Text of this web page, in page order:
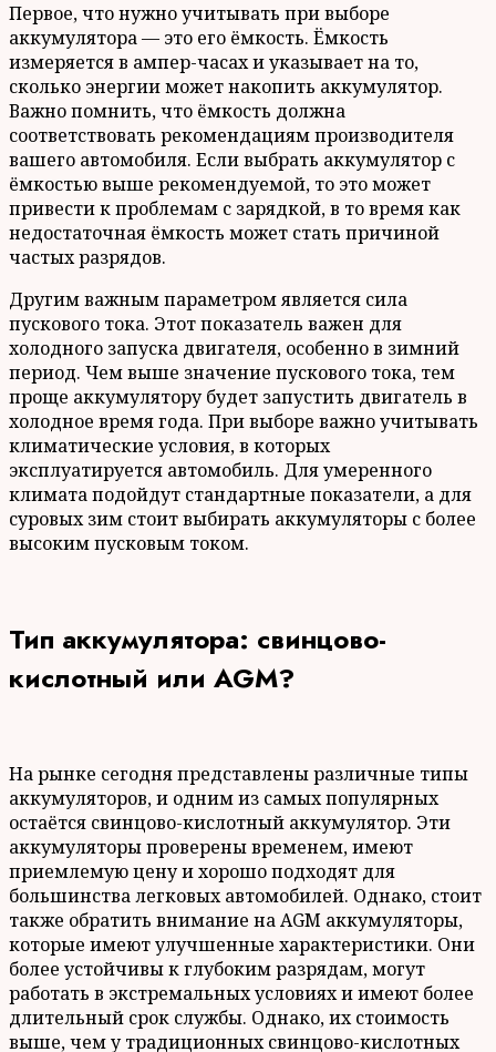
Первое, что нужно учитывать при выборе
аккумулятора — это его ёмкость. Ёмкость
измеряется в ампер-часах и указывает на то,
сколько энергии может накопить аккумулятор.
Важно помнить, что ёмкость должна
соответствовать рекомендациям производителя
вашего автомобиля. Если выбрать аккумулятор с
ёмкостью выше рекомендуемой, то это может
привести к проблемам с зарядкой, в то время как
недостаточная ёмкость может стать причиной
частых разрядов.
Другим важным параметром является сила
пускового тока. Этот показатель важен для
холодного запуска двигателя, особенно в зимний
период. Чем выше значение пускового тока, тем
проще аккумулятору будет запустить двигатель в
холодное время года. При выборе важно учитывать
климатические условия, в которых
эксплуатируется автомобиль. Для умеренного
климата подойдут стандартные показатели, а для
суровых зим стоит выбирать аккумуляторы с более
высоким пусковым током.
Тип аккумулятора: свинцово-
кислотный или AGM?
На рынке сегодня представлены различные типы
аккумуляторов, и одним из самых популярных
остаётся свинцово-кислотный аккумулятор. Эти
аккумуляторы проверены временем, имеют
приемлемую цену и хорошо подходят для
большинства легковых автомобилей. Однако, стоит
также обратить внимание на AGM аккумуляторы,
которые имеют улучшенные характеристики. Они
более устойчивы к глубоким разрядам, могут
работать в экстремальных условиях и имеют более
длительный срок службы. Однако, их стоимость
выше, чем у традиционных свинцово-кислотных